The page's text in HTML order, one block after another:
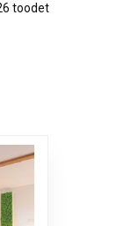
toodet